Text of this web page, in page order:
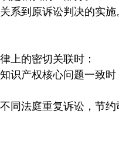
系到原诉讼判决的实施
上的密切关联时：
识产权核心问题一致
同法庭重复诉讼，节约